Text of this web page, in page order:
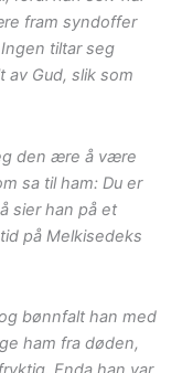
fram syndoffer
tiltar seg
av Gud, slik som
den ære å være
sa til ham: Du er
sier han på et
på Melkisedeks
bønnfalt han med
ham fra døden,